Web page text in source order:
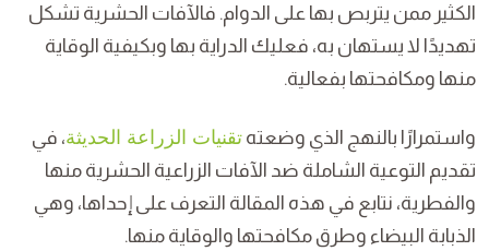
الكثير ممن يتربص بها على الدوام. فالآفات الحشرية تشكل
تهديدًا لا يستهان به، فعليك الدراية بها وبكيفية الوقاية
منها ومكافحتها بفعالية.
واستمرارًا بالنهج الذي وضعته تقنيات الزراعة الحديثة، في
تقديم التوعية الشاملة ضد الآفات الزراعية الحشرية منها
والفطرية، نتابع في هذه المقالة التعرف على إحداها، وهي
الذبابة البيضاء وطرق مكافحتها والوقاية منها.